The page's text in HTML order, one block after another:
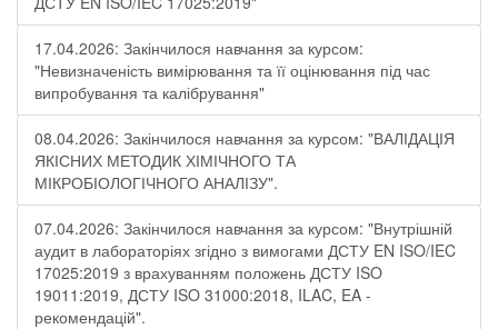
17.04.2026: Закінчилося навчання за курсом:
"Невизначеність вимірювання та її оцінювання під час
випробування та калібрування"
08.04.2026: Закінчилося навчання за курсом: "ВАЛІДАЦІЯ
ЯКІСНИХ МЕТОДИК ХІМІЧНОГО ТА
МІКРОБІОЛОГІЧНОГО АНАЛІЗУ".
07.04.2026: Закінчилося навчання за курсом: "Внутрішній
аудит в лабораторіях згідно з вимогами ДСТУ EN ISO/IEC
17025:2019 з врахуванням положень ДСТУ ISO
19011:2019, ДСТУ ISO 31000:2018, ILAC, EA -
рекомендацій".